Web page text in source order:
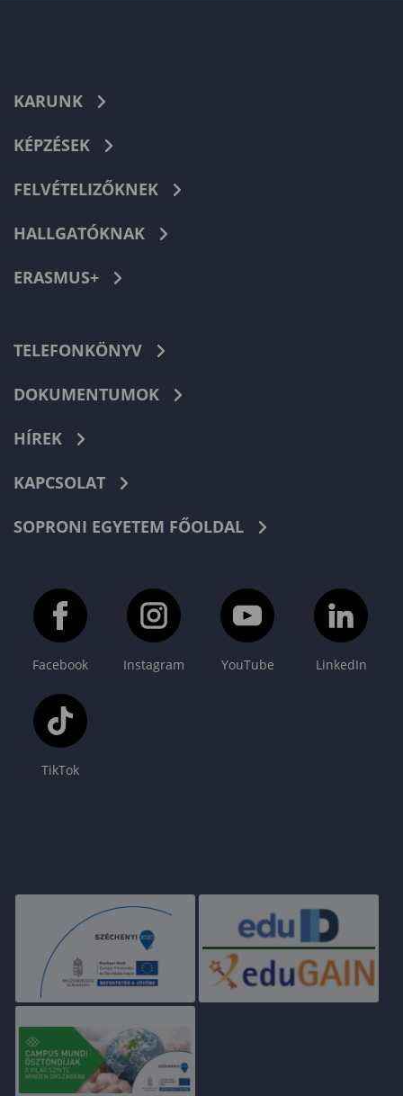
KARUNK
KÉPZÉSEK
FELVÉTELIZŐKNEK
HALLGATÓKNAK
ERASMUS+
TELEFONKÖNYV
DOKUMENTUMOK
HÍREK
KAPCSOLAT
SOPRONI EGYETEM FŐOLDAL
Facebook Instagram YouTube LinkedIn
TikTok